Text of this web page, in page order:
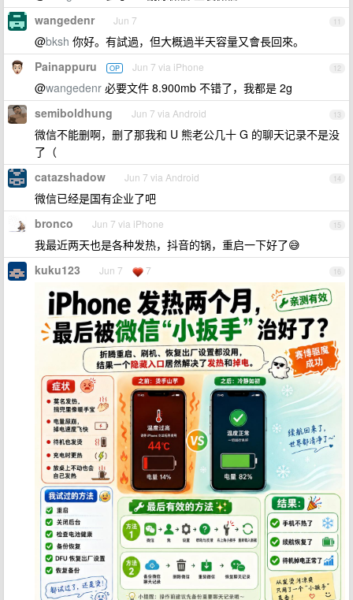
11
wangedenr Jun 7
@bksh 你好。有試過，但大概過半天容量又會長回來。
12
Painappuru OP Jun 7 via iPhone
@wangedenr 必要文件 8.900mb 不错了，我都是 2g
13
semiboldhung Jun 7 via Android
微信不能删啊，删了那我和 U 熊老公几十 G 的聊天记录不是没
了（
14
catazshadow Jun 7 via Android
微信已经是国有企业了吧
15
bronco Jun 7 via iPhone
我最近两天也是各种发热，抖音的锅，重启一下好了😅
16
kuku123 Jun 7 7